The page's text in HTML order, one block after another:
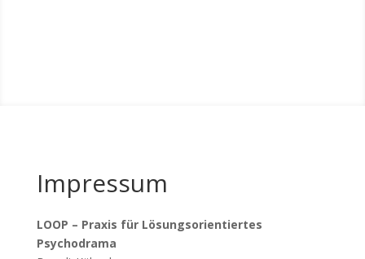
Impressum
LOOP – Praxis für Lösungsorientiertes
Psychodrama